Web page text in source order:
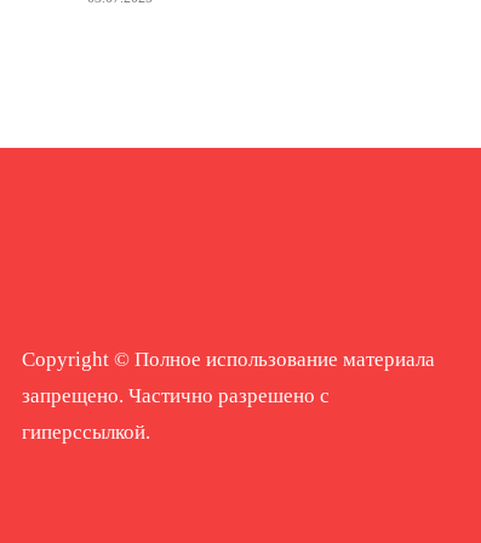
Copyright © Полное использование материала
запрещено. Частично разрешено с
гиперссылкой.